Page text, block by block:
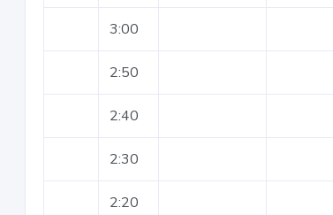
3:00
2:50
2:40
2:30
2:20